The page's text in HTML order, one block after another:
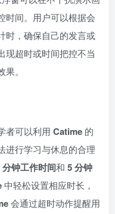
时间。用户可以根据会
时，确保自己的发言或
现超时或时间把控不当
。
者可以利用 Catime 的
进行学习与休息的合理
分钟工作时间和 5 分钟
中轻松设置相应时长，
会通过超时动作提醒用